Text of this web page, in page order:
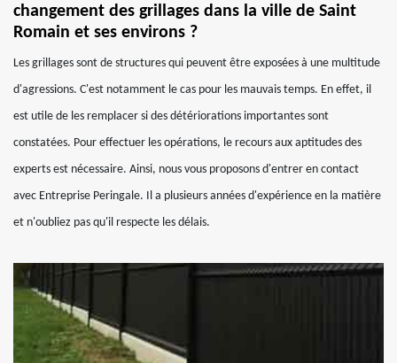
changement des grillages dans la ville de Saint
Romain et ses environs ?
Les grillages sont de structures qui peuvent être exposées à une multitude
d'agressions. C'est notamment le cas pour les mauvais temps. En effet, il
est utile de les remplacer si des détériorations importantes sont
constatées. Pour effectuer les opérations, le recours aux aptitudes des
experts est nécessaire. Ainsi, nous vous proposons d'entrer en contact
avec Entreprise Peringale. Il a plusieurs années d'expérience en la matière
et n'oubliez pas qu'il respecte les délais.